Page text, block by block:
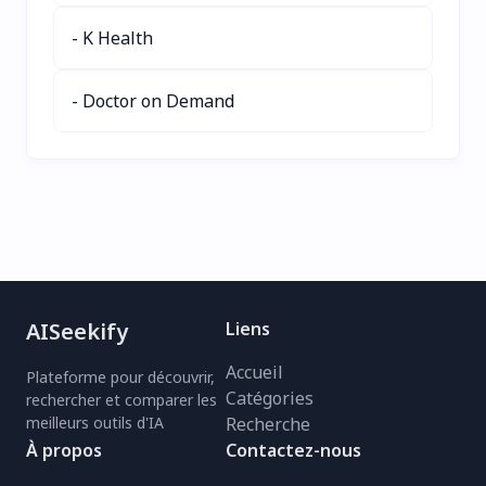
pour un engagement
- K Health
- Doctor on Demand
AISeekify
Plateforme pour découvrir,
rechercher et comparer les
meilleurs outils d'IA
Liens
Accueil
Catégories
Recherche
À propos
Contactez-nous